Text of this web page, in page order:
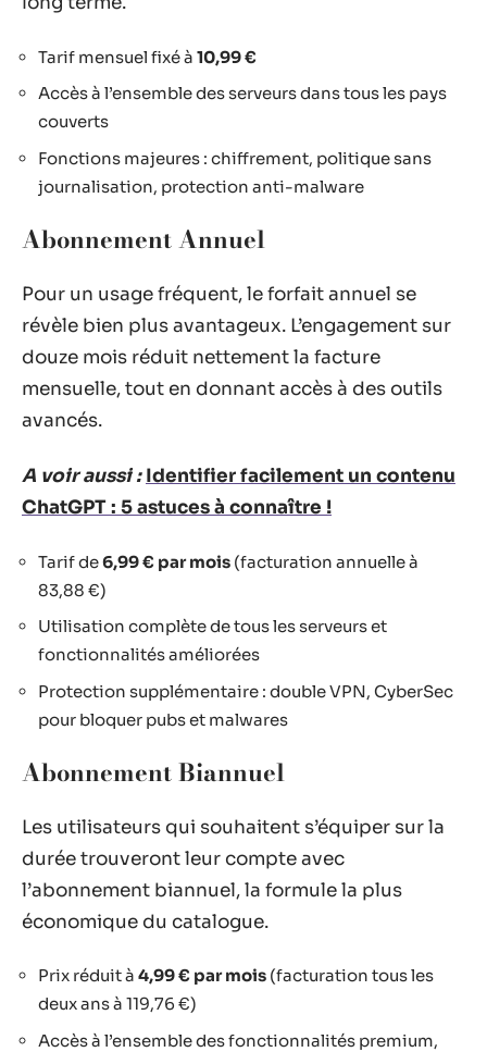
Tarif mensuel fixé à 10,99 €
Accès à l’ensemble des serveurs dans tous les pays
couverts
Fonctions majeures : chiffrement, politique sans
journalisation, protection anti-malware
Abonnement Annuel
Pour un usage fréquent, le forfait annuel se
révèle bien plus avantageux. L’engagement sur
douze mois réduit nettement la facture
mensuelle, tout en donnant accès à des outils
avancés.
A voir aussi : Identifier facilement un contenu
ChatGPT : 5 astuces à connaître !
Tarif de6,99 € par mois (facturation annuelle à
83,88 €)
Utilisation complète de tous les serveurs et
fonctionnalités améliorées
Protection supplémentaire : double VPN, CyberSec
pour bloquer pubs et malwares
Abonnement Biannuel
Les utilisateurs qui souhaitent s’équiper sur la
durée trouveront leur compte avec
l’abonnement biannuel, la formule la plus
économique du catalogue.
Prix réduit à 4,99 € par mois (facturation tous les
deux ans à 119,76 €)
Accès à l’ensemble des fonctionnalités premium,